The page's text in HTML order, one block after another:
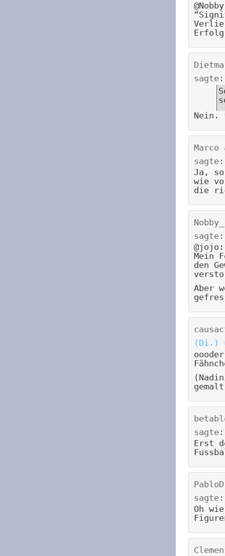
sagte:
Nein.
Marco
sagte:
Ja,
wie
die
sagte:
Mein
den
Aber
(Di.)
sagte:
Erst
PabloD
sagte:
Oh